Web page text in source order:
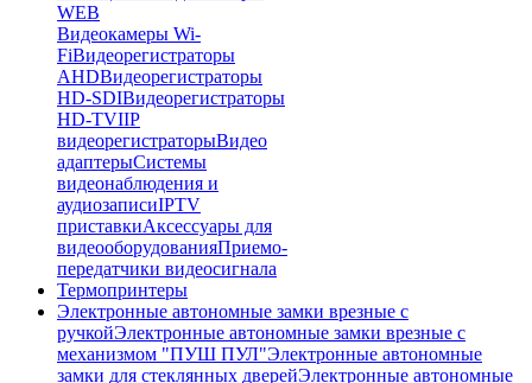
WEB
Видеокамеры Wi-
FiВидеорегистраторы
AHDВидеорегистраторы
HD-SDIВидеорегистраторы
HD-TVIIP
видеорегистраторыВидео
адаптерыСистемы
видеонаблюдения и
аудиозаписиIPTV
приставкиАксессуары для
видеооборудованияПриемо-
передатчики видеосигнала
Термопринтеры
Электронные автономные замки врезные с
ручкойЭлектронные автономные замки врезные с
механизмом "ПУШ ПУЛ"Электронные автономные
замки для стеклянных дверейЭлектронные автономные